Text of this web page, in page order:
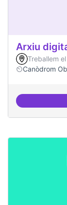
Arxiu
Treballem
Canòdrom